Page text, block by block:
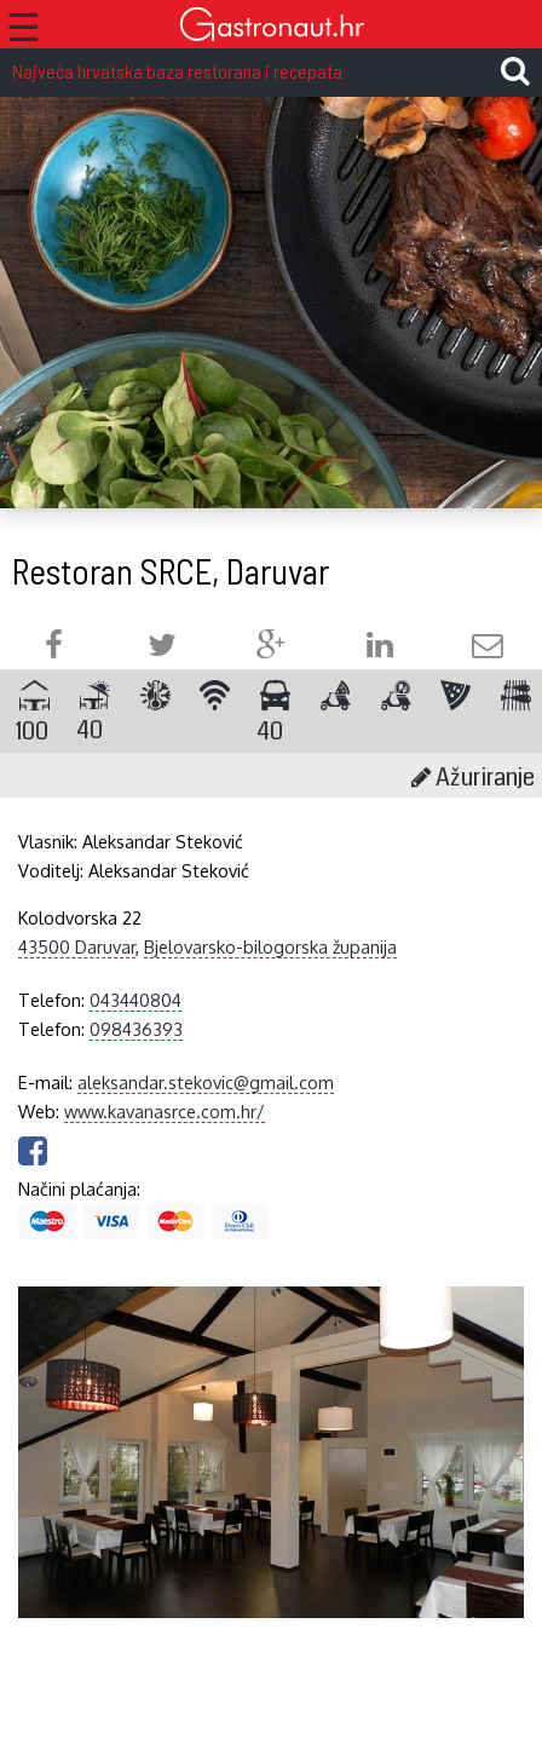
☰
Najveća hrvatska baza restorana i recepata
Restoran SRCE, Daruvar
100 40
40
Ažuriranje
Vlasnik:Aleksandar Steković
Voditelj:Aleksandar Steković
Kolodvorska 22
43500 Daruvar,Bjelovarsko-bilogorska županija
Telefon:043440804
Telefon:098436393
E-mail:aleksandar.stekovic@gmail.com
Web:www.kavanasrce.com.hr/
Načini plaćanja: